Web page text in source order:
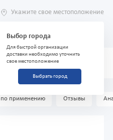
Укажите свое местоположение
Выбор города
Для быстрой организации
доставки необходимо уточнить
свое местоположение
Выбрать город
№10
по применению Отзывы